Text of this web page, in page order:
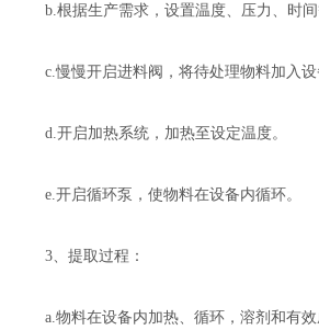
b.根据生产需求，设置温度、压力、时间
c.慢慢开启进料阀，将待处理物料加入设
d.开启加热系统，加热至设定温度。
e.开启循环泵，使物料在设备内循环。
3、提取过程：
a.物料在设备内加热、循环，溶剂和有效